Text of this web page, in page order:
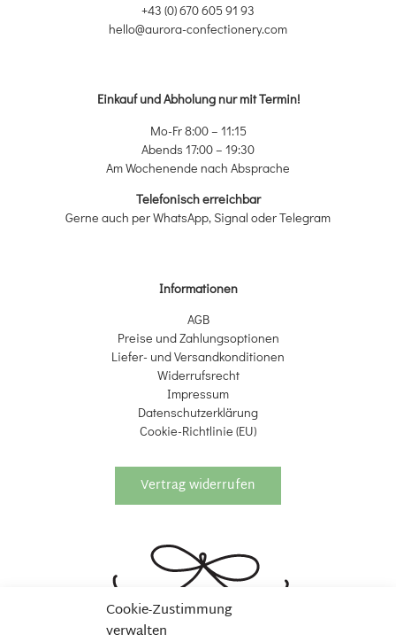
Cookie-Zustimmung
verwalten
+43 (0) 670 605 91 93
hello@aurora-confectionery.com
Einkauf und Abholung nur mit Termin!
Mo-Fr 8:00 – 11:15
Abends 17:00 – 19:30
Am Wochenende nach Absprache
Telefonisch erreichbar
Gerne auch per WhatsApp, Signal oder Telegram
Informationen
AGB
Preise und Zahlungsoptionen
Liefer- und Versandkonditionen
Widerrufsrecht
Impressum
Datenschutzerklärung
Cookie-Richtlinie (EU)
Vertrag widerrufen